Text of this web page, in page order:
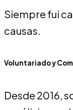
Siempre fui
causas.
Voluntariado y
Desde 2016,